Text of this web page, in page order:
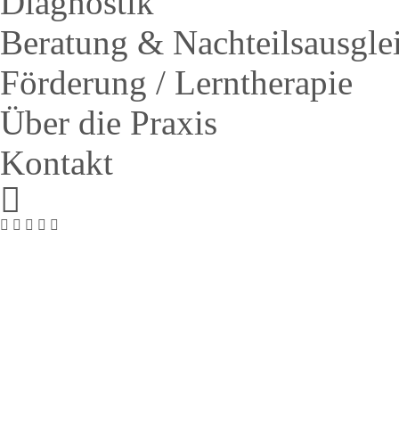
Beratung &
Förderung / Lerntherapie
Über die Praxis
Kontakt